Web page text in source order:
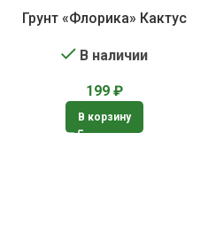
Грунт «Флорика» Кактус
В наличии
199 ₽
В корзину